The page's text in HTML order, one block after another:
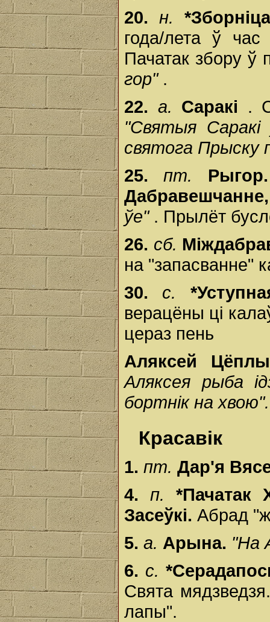
20.н.
года/лета ў час
Пачатак збору ў
гор" .
22. а. Саракі .
"Святыя
святога Прыску
25.пт.
ўе" . Прылёт
26. сб.
на "запасванне"
30. с.
верацёны ці
цераз пень
Аляксей
Аляксея рыба
бортнік на хвою".
Красавік
1. пт. Дар'я
4. п. *Пачатак
Засеўкі. Абрад
5. а. Арына. "На
6. с.
Свята
лапы".